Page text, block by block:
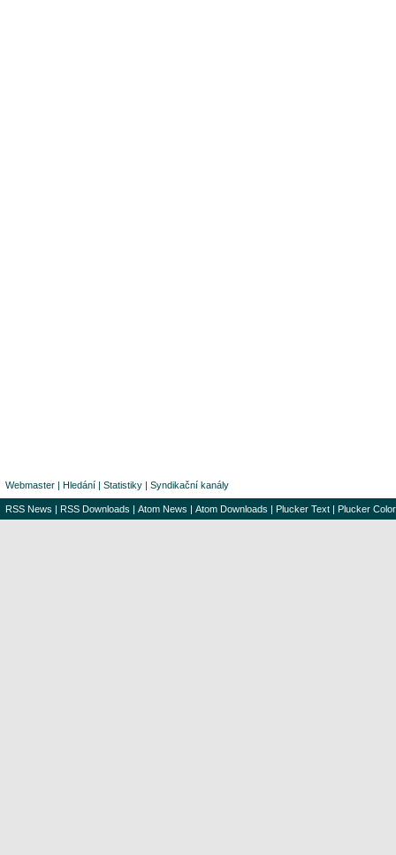
Webmaster | Hledání | Statistiky | Syndikační kanály
RSS News | RSS Downloads | Atom News | Atom Downloads | Plucker Text | Plucker Color